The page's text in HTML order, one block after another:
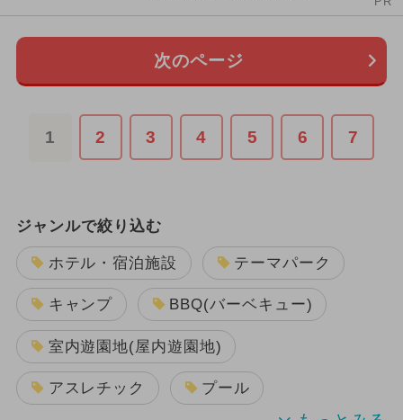
次のページ
1 2 3 4 5 6 7
ジャンルで絞り込む
ホテル・宿泊施設 テーマパーク
キャンプ BBQ(バーベキュー)
室内遊園地(屋内遊園地)
アスレチック プール